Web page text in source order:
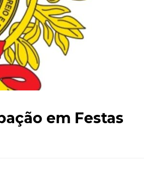
em Festas